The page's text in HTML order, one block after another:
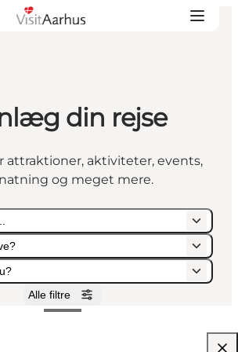
din rejse
attraktioner, aktiviteter, events,
og meget mere.
Alle filtre